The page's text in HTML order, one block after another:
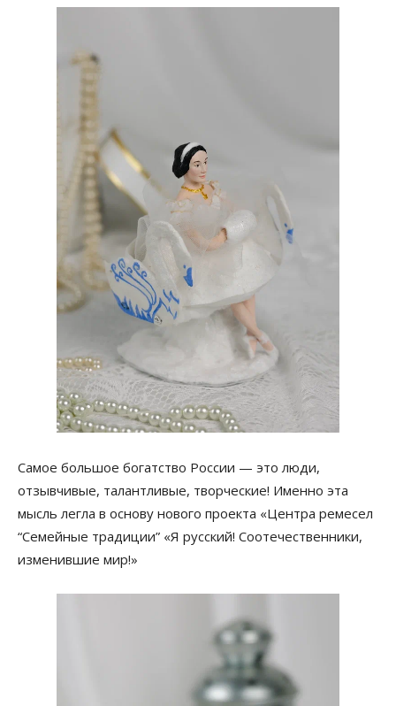
Самое большое богатство России — это люди,
отзывчивые, талантливые, творческие! Именно эта
мысль легла в основу нового проекта «Центра ремесел
“Семейные традиции” «Я русский! Соотечественники,
изменившие мир!»